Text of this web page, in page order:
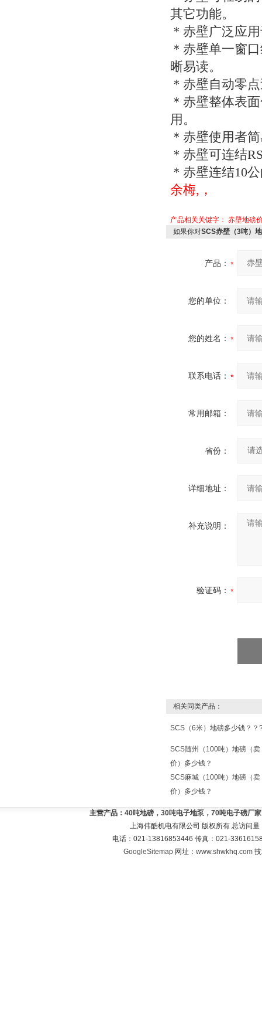
其它功能。
＊赤壁广泛应
＊赤壁单一窗
晰易读。
＊赤壁自动零
＊赤壁整体表
用。
＊赤壁使用者
＊赤壁可连结
＊赤壁连结10
余梅,，
产品相关关键字： 赤壁地磅
如果你对SCS赤壁（3吨）
产品：
您的单位：
您的姓名：
联系电话：
常用邮箱：
省份：
详细地址：
补充说明：
验证码：
相关同类产品：
SCS（6米）地磅多少钱？？
SCS随州（100吨）地磅（卖
价）多少钱？
SCS麻城（100吨）地磅（卖
价）多少钱？
主营产品： 40吨地磅，30吨电子地泵，70吨电子磅厂
上海伟酷机电有限公司 版权所有 总访问量
电话：021-13816853446 传真：021-
GoogleSitemap 网址：www.shwkhq.com